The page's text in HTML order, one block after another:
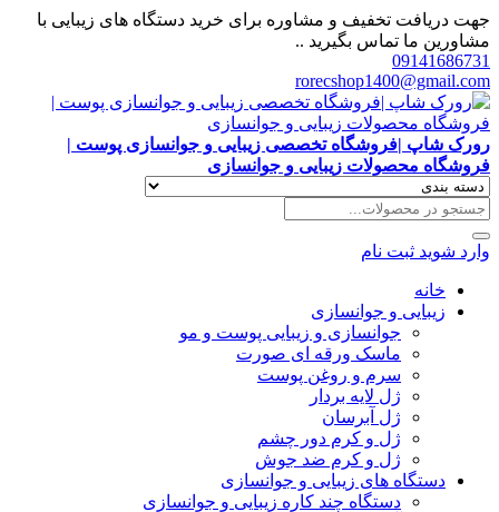
جهت دریافت تخفیف و مشاوره برای خرید دستگاه های زیبایی با
مشاورین ما تماس بگیرید ..
09141686731
rorecshop1400@gmail.com
رورک شاپ |فروشگاه تخصصی زیبایی و جوانسازی پوست |
فروشگاه محصولات زیبایی و جوانسازی
وارد شوید ثبت نام
خانه
زیبایی و جوانسازی
جوانسازی و زیبایی پوست و مو
ماسک ورقه ای صورت
سرم و روغن پوست
ژل لایه بردار
ژل آبرسان
ژل و کرم دور چشم
ژل و کرم ضد جوش
دستگاه های زیبایی و جوانسازی
دستگاه چند کاره زیبایی و جوانسازی